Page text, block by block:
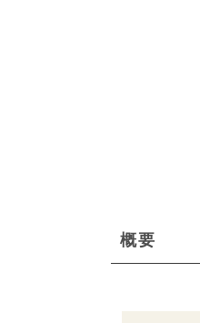
概要